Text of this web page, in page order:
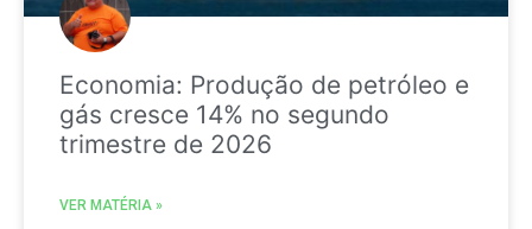
Economia: Produção de petróleo e
gás cresce 14% no segundo
trimestre de 2026
VER MATÉRIA »